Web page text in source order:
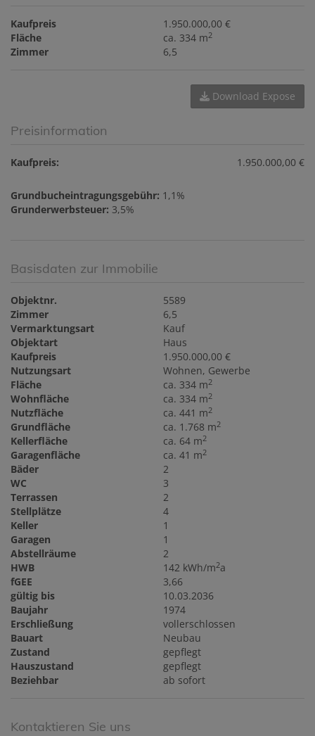
Kaufpreis
1.950.000,00 €
Fläche
ca. 334 m2
Zimmer 6,5
Download Expose
Preisinformation
Kaufpreis: 1.950.000,00 €
Grundbucheintragungsgebühr: 1,1%
Grunderwerbsteuer: 3,5%
Basisdaten zur Immobilie
Objektnr.
5589
Zimmer
6,5
Vermarktungsart
Kauf
Objektart
Haus
Kaufpreis
1.950.000,00 €
Nutzungsart
Wohnen Gewerbe
Fläche
ca. 334 m2
Wohnfläche ca. 334 m2
Nutzfläche ca. 441 m2
Grundfläche ca. 1.768 m2
Kellerfläche ca. 64 m2
Garagenfläche ca. 41 m2
Bäder
2
WC
3
Terrassen
2
Stellplätze
4
Keller
1
Garagen
1
Abstellräume
2
HWB
142 kWh/m2a
fGEE
3,66
gültig bis
10.03.2036
Baujahr
1974
Erschließung
vollerschlossen
Bauart
Neubau
Zustand
gepflegt
Hauszustand
gepflegt
Beziehbar
ab sofort
Kontaktieren Sie uns